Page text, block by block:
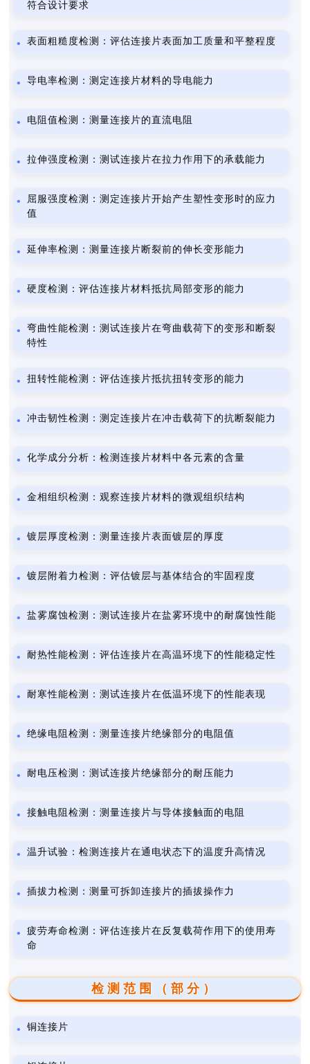
符合设计要求
表面粗糙度检测：评估连接片表面加工质量和平整程度
导电率检测：测定连接片材料的导电能力
电阻值检测：测量连接片的直流电阻
拉伸强度检测：测试连接片在拉力作用下的承载能力
屈服强度检测：测定连接片开始产生塑性变形时的应力
值
延伸率检测：测量连接片断裂前的伸长变形能力
硬度检测：评估连接片材料抵抗局部变形的能力
弯曲性能检测：测试连接片在弯曲载荷下的变形和断裂
特性
扭转性能检测：评估连接片抵抗扭转变形的能力
冲击韧性检测：测定连接片在冲击载荷下的抗断裂能力
化学成分分析：检测连接片材料中各元素的含量
金相组织检测：观察连接片材料的微观组织结构
镀层厚度检测：测量连接片表面镀层的厚度
镀层附着力检测：评估镀层与基体结合的牢固程度
盐雾腐蚀检测：测试连接片在盐雾环境中的耐腐蚀性能
耐热性能检测：评估连接片在高温环境下的性能稳定性
耐寒性能检测：测试连接片在低温环境下的性能表现
绝缘电阻检测：测量连接片绝缘部分的电阻值
耐电压检测：测试连接片绝缘部分的耐压能力
接触电阻检测：测量连接片与导体接触面的电阻
温升试验：检测连接片在通电状态下的温度升高情况
插拔力检测：测量可拆卸连接片的插拔操作力
疲劳寿命检测：评估连接片在反复载荷作用下的使用寿
命
检测范围（部分）
铜连接片